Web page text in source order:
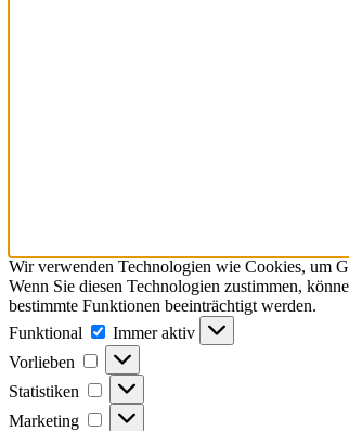
Wir verwenden Technologien wie Cookies, um
Wenn Sie diesen Technologien zustimmen,
bestimmte Funktionen beeinträchtigt werden.
Funktional
Funktional
Immer aktiv
Vorlieben
Vorlieben
Statistiken Statistiken
Marketing Marketing